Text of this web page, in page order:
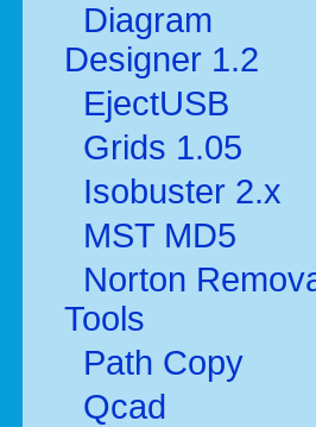
Diagram
Designer 1.2
EjectUSB
Grids 1.05
Isobuster 2.x
MST MD5
Norton
Tools
Path Copy
Qcad